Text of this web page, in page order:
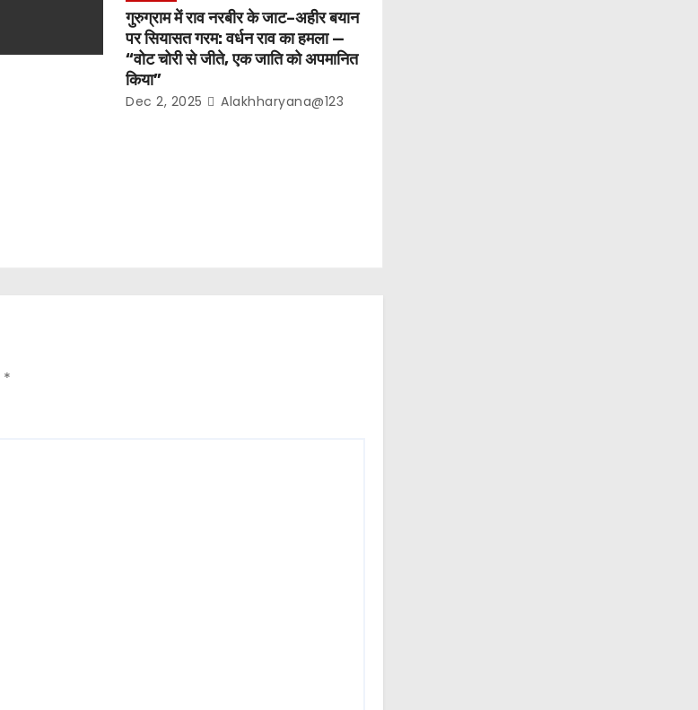
गुरुग्राम में राव नरबीर के जाट–अहीर बयान
पर सियासत गरम: वर्धन राव का हमला —
“वोट चोरी से जीते, एक जाति को अपमानित
किया”
Dec 2, 2025 Alakhharyana@123
*